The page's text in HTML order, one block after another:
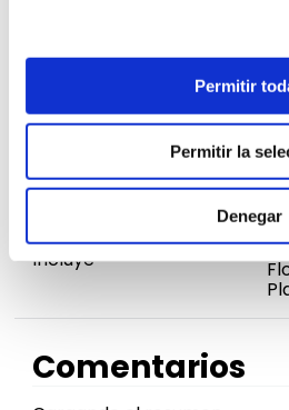
Permitir
Permitir la
Denegar
Garantía
Capacidad
Color
Incluye
Comentarios